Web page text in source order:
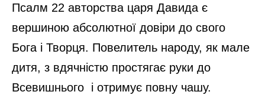
Псалм 22 авторства царя Давида є
вершиною абсолютної довіри до свого
Бога і Творця. Повелитель народу, як мале
дитя, з вдячністю простягає руки до
Всевишнього і отримує повну чашу.